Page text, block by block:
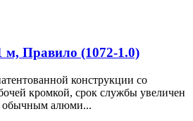
Правило (1072-1.0)
конструкции со
кромкой, срок службы увеличен
обычным алюми...